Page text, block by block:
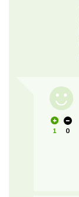
1 0